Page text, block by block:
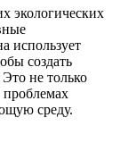
экологических
использует
создать
не только
проблемах
среду.